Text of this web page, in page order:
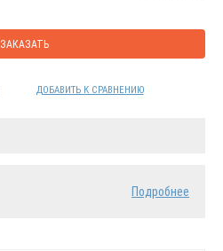
ЗАКАЗАТЬ
ДОБАВИТЬ К СРАВНЕНИЮ
Подробнее